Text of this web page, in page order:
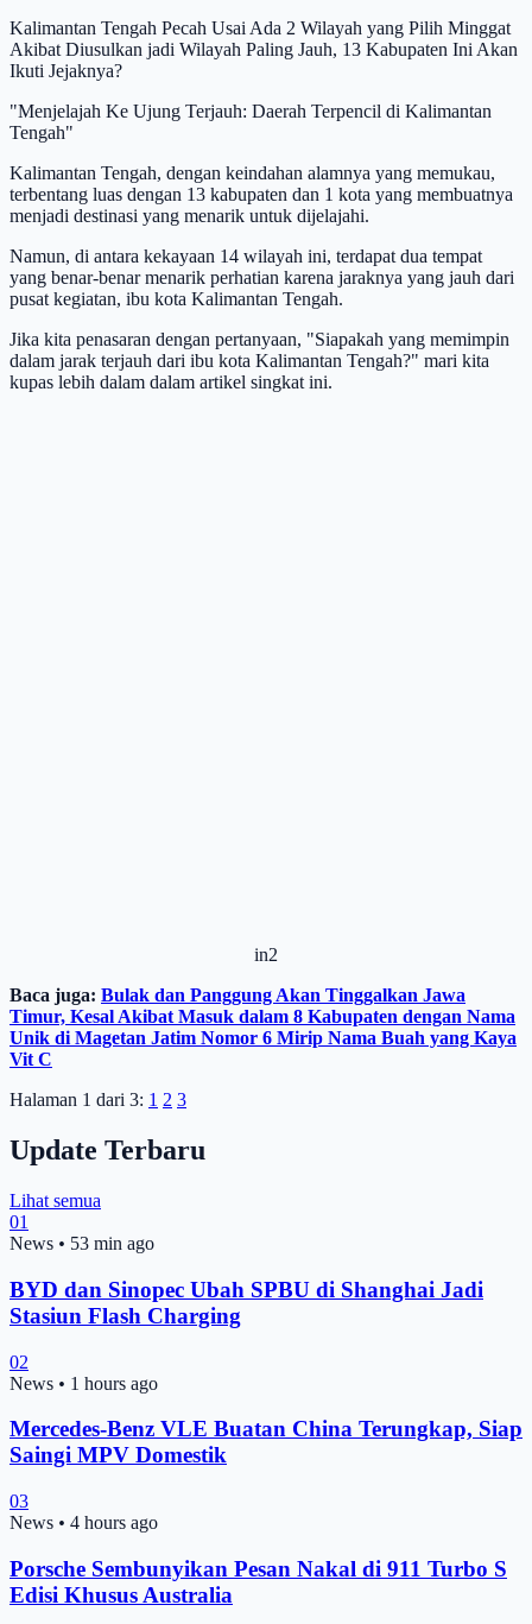
Kalimantan Tengah Pecah Usai Ada 2 Wilayah yang Pilih Minggat
Akibat Diusulkan jadi Wilayah Paling Jauh, 13 Kabupaten Ini Akan
Ikuti Jejaknya?
"Menjelajah Ke Ujung Terjauh: Daerah Terpencil di Kalimantan
Tengah"
Kalimantan Tengah, dengan keindahan alamnya yang memukau,
terbentang luas dengan 13 kabupaten dan 1 kota yang membuatnya
menjadi destinasi yang menarik untuk dijelajahi.
Namun, di antara kekayaan 14 wilayah ini, terdapat dua tempat
yang benar-benar menarik perhatian karena jaraknya yang jauh dari
pusat kegiatan, ibu kota Kalimantan Tengah.
Jika kita penasaran dengan pertanyaan, "Siapakah yang memimpin
dalam jarak terjauh dari ibu kota Kalimantan Tengah?" mari kita
kupas lebih dalam dalam artikel singkat ini.
in2
Baca juga: Bulak dan Panggung Akan Tinggalkan Jawa
Timur, Kesal Akibat Masuk dalam 8 Kabupaten dengan Nama
Unik di Magetan Jatim Nomor 6 Mirip Nama Buah yang Kaya
Vit C
Halaman 1 dari 3: 1 2 3
Update Terbaru
Lihat semua
01
News • 53 min ago
BYD dan Sinopec Ubah SPBU di Shanghai Jadi
Stasiun Flash Charging
02
News • 1 hours ago
Mercedes-Benz VLE Buatan China Terungkap, Siap
Saingi MPV Domestik
03
News • 4 hours ago
Porsche Sembunyikan Pesan Nakal di 911 Turbo S
Edisi Khusus Australia